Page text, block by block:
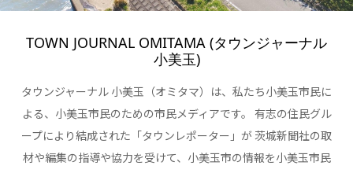
TOWN JOURNAL OMITAMA (タウンジャーナル
小美玉)
タウンジャーナル 小美玉（オミタマ）は、私たち小美玉市民に
よる、小美玉市民のための市民メディアです。 有志の住民グル
ープにより結成された「タウンレポーター」が 茨城新聞社の取
材や編集の指導や協力を受けて、小美玉市の情報を小美玉市民